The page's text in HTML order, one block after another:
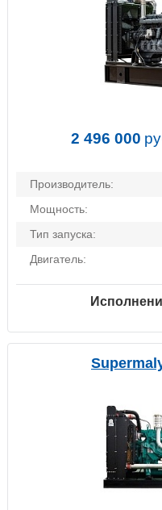
2 496 000
Производитель:
Мощность:
Тип запуска:
Двигатель: